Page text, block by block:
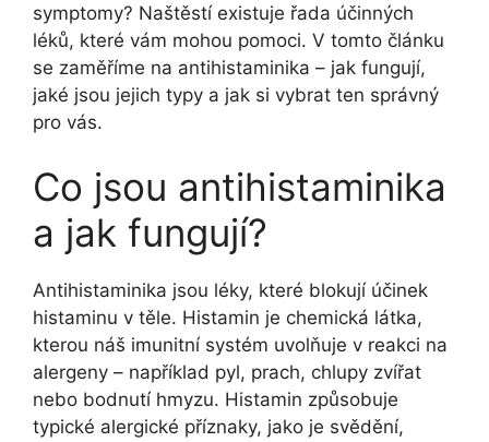
symptomy? Naštěstí existuje řada účinných
léků, které vám mohou pomoci. V tomto článku
se zaměříme na antihistaminika – jak fungují,
jaké jsou jejich typy a jak si vybrat ten správný
pro vás.
Co jsou antihistaminika
a jak fungují?
Antihistaminika jsou léky, které blokují účinek
histaminu v těle. Histamin je chemická látka,
kterou náš imunitní systém uvolňuje v reakci na
alergeny – například pyl, prach, chlupy zvířat
nebo bodnutí hmyzu. Histamin způsobuje
typické alergické příznaky, jako je svědění,